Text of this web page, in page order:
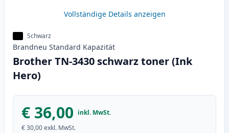
Vollständige Details anzeigen
Schwarz
Brandneu Standard Kapazität
Brother TN-3430 schwarz toner (Ink
Hero)
€ 36,00 inkl. MwSt.
€ 30,00exkl. MwSt.